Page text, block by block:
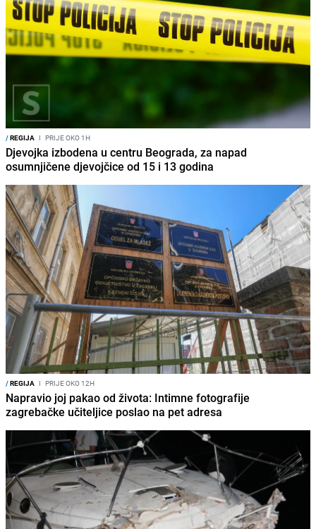
/REGIJA I PRIJE OKO 1H
Djevojka izbodena u centru Beograda, za napad
osumnjičene djevojčice od 15 i 13 godina
/REGIJA I PRIJE OKO 12H
Napravio joj pakao od života: Intimne fotografije
zagrebačke učiteljice poslao na pet adresa